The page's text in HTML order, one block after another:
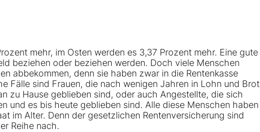
mehr, im Osten werden es 3,37 Prozent mehr. Eine gute
beziehen oder beziehen werden. Doch viele Menschen
abbekommen, denn sie haben zwar in die Rentenkasse
Fälle sind Frauen, die nach wenigen Jahren in Lohn und Brot
zu Hause geblieben sind, oder auch Angestellte, die sich
und es bis heute geblieben sind. Alle diese Menschen haben
im Alter. Denn der gesetzlichen Rentenversicherung sind
Reihe nach.